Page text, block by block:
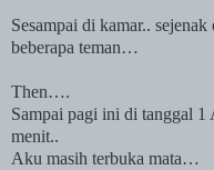
Sesampai di kamar..
beberapa teman…
Then….
Sampai pagi ini di tanggal
menit..
Aku masih terbuka mata…